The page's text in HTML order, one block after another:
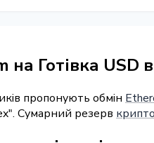
на Готівка USD
пропонують обмін
Сумарний резерв